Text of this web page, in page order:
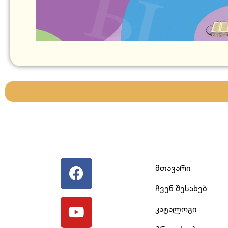
მთავარი
ჩვენ შესახებ
კატალოგი